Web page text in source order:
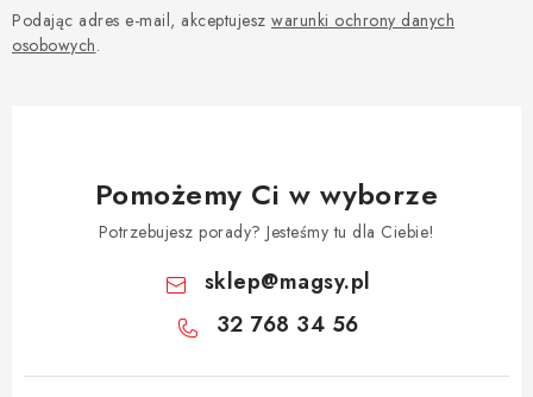
Podając adres e-mail, akceptujesz warunki ochrony danych
osobowych.
Pomożemy Ci w wyborze
Potrzebujesz porady? Jesteśmy tu dla Ciebie!
sklep@magsy.pl
32 768 34 56